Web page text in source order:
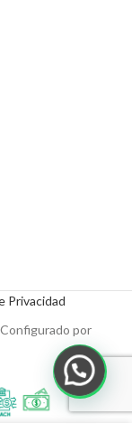
Privacidad
por